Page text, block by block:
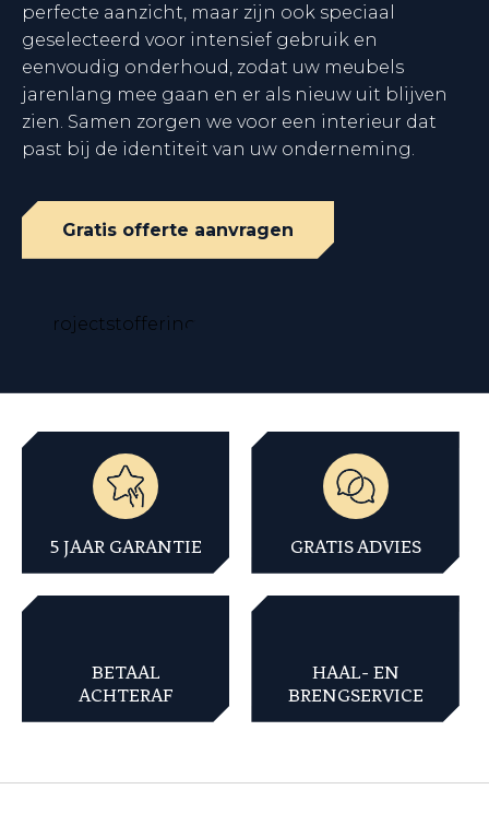
perfecte aanzicht, maar zijn ook speciaal
geselecteerd voor intensief gebruik en
eenvoudig onderhoud, zodat uw meubels
jarenlang mee gaan en er als nieuw uit blijven
zien. Samen zorgen we voor een interieur dat
past bij de identiteit van uw onderneming.
Gratis offerte aanvragen
5 JAAR GARANTIE GRATIS ADVIES
BETAAL
ACHTERAF
HAAL- EN
BRENGSERVICE